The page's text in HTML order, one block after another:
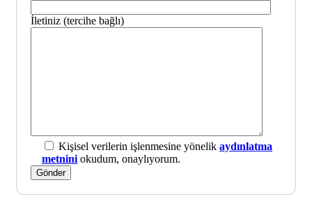
İletiniz (tercihe bağlı)
Kişisel verilerin işlenmesine yönelik aydınlatma
metnini okudum, onaylıyorum.